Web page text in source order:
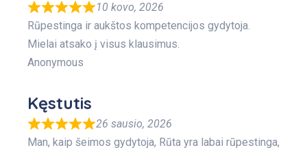
10 kovo, 2026
Rūpestinga ir aukštos kompetencijos gydytoja.
Mielai atsako į visus klausimus.
Anonymous
Kęstutis
26 sausio, 2026
Man, kaip šeimos gydytoja, Rūta yra labai rūpestinga,